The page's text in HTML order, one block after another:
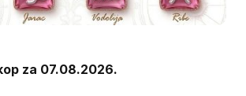
za 07.08.2026.